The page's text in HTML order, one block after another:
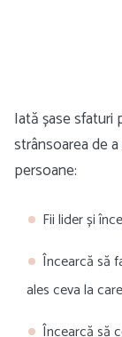
Iată șase sfaturi
strânsoarea de
persoane:
Fii lider și
Încearcă să
ales ceva la
Încearcă să